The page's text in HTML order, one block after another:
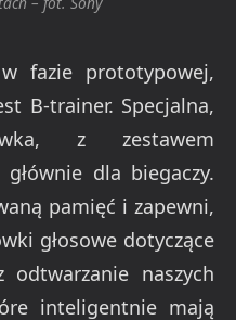
fazie prototypowej,
B-trainer. Specjalna,
z zestawem
dla biegaczy.
pamięć i zapewni,
głosowe dotyczące
odtwarzanie naszych
inteligentnie mają